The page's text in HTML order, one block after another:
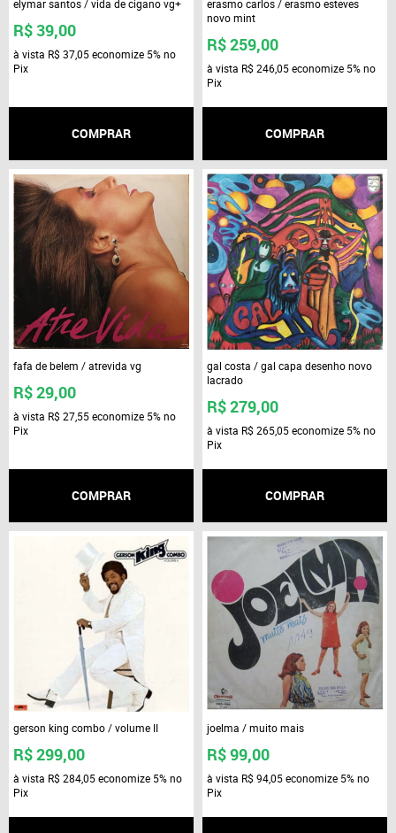
elymar santos / vida de cigano vg+
R$ 39,00
à vista R$ 37,05economize 5%no
Pix
COMPRAR
erasmo carlos / erasmo esteves
novo mint
R$ 259,00
à vista R$ 246,05economize 5%no
Pix
COMPRAR
fafa de belem / atrevida vg
R$ 29,00
à vista R$ 27,55economize 5%no
Pix
COMPRAR
gal costa / gal capa desenho novo
lacrado
R$ 279,00
à vista R$ 265,05economize 5%no
Pix
COMPRAR
gerson king combo / volume II
R$ 299,00
à vista R$ 284,05economize 5%no
Pix
joelma / muito mais
R$ 99,00
à vista R$ 94,05economize 5%no
Pix